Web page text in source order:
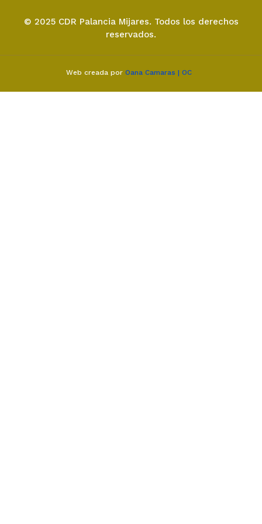
© 2025 CDR Palancia Mijares. Todos los derechos
reservados.
Web creada por Oana Camaras | OC